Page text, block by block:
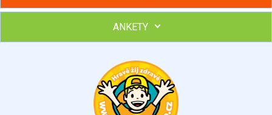
Hubněte s podporou lektorky a skupiny v kurzech STOBu
Chcete poradit s hubnutím? Najděte si odborníka STOBu ve
ANKETY